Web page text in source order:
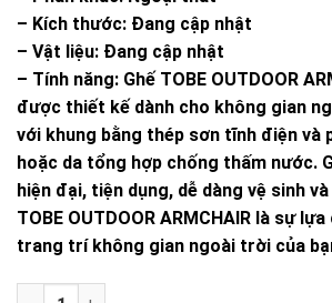
– Kích thước: Đang cập nhật
– Vật liệu: Đang cập nhật
– Tính năng: Ghế TOBE OUTDOOR
được thiết kế dành cho không gian
với khung bằng thép sơn tĩnh điện và
hoặc da tổng hợp chống thấm nước.
hiện đại, tiện dụng, dễ dàng vệ sinh và
TOBE OUTDOOR ARMCHAIR là sự
trang trí không gian ngoài trời của
GHẾ TOBE OUTDOOR ARMCHAIR số